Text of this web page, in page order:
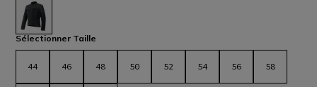
sélectionné
Sélectionner Taille
44 46 48 50 52 54 56 58